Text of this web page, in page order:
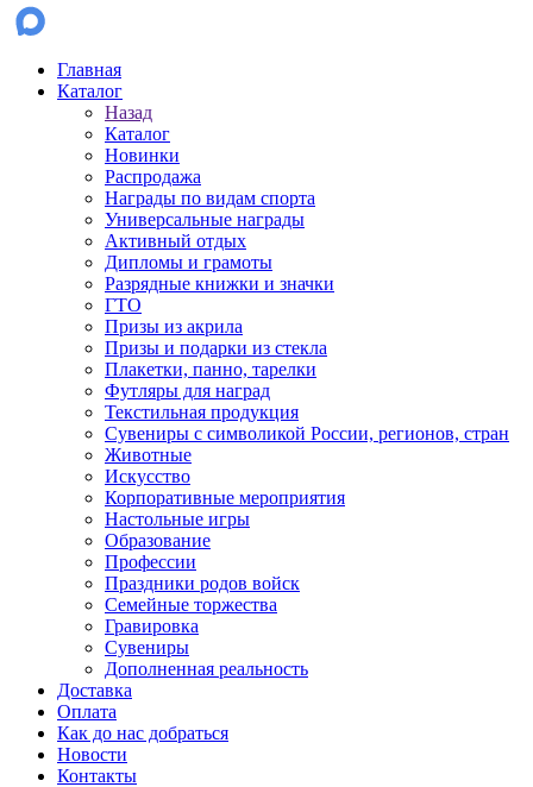
Главная
Каталог
Назад
Каталог
Новинки
Распродажа
Награды по видам спорта
Универсальные награды
Активный отдых
Дипломы и грамоты
Разрядные книжки и значки
ГТО
Призы из акрила
Призы и подарки из стекла
Плакетки, панно, тарелки
Футляры для наград
Текстильная продукция
Сувениры с символикой России, регионов, стран
Животные
Искусство
Корпоративные мероприятия
Настольные игры
Образование
Профессии
Праздники родов войск
Семейные торжества
Гравировка
Сувениры
Дополненная реальность
Доставка
Оплата
Как до нас добраться
Новости
Контакты